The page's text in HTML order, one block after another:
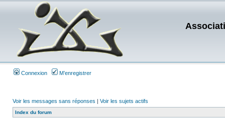
Connexion M’enregistrer
Voir les messages sans réponses | Voir les sujets actifs
Index du forum